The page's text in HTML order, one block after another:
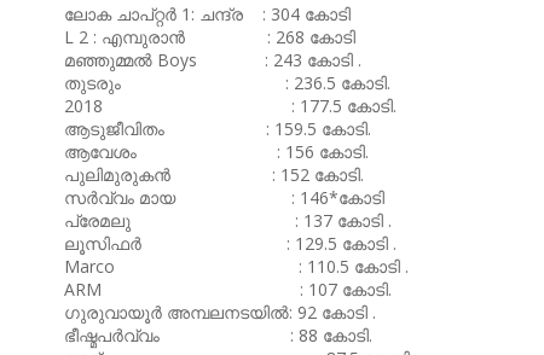
ലോക ചാപ്റ്റർ 1: ചന്ദ്ര : 304 കോടി
L 2 : എമ്പുരാൻ : 268 കോടി
മഞ്ഞുമ്മൽ Boys : 243 കോടി .
തുടരും : 236.5 കോടി.
2018 : 177.5 കോടി.
ആടുജീവിതം : 159.5 കോടി.
ആവേശം : 156 കോടി.
പുലിമുരുകൻ : 152 കോടി.
സർവ്വം മായ : 146*കോടി
പ്രേമലു : 137 കോടി .
ലൂസിഫർ : 129.5 കോടി .
Marco : 110.5 കോടി .
ARM : 107 കോടി.
ഗുരുവായൂർ അമ്പലനടയിൽ: 92 കോടി .
ഭീഷ്മപർവ്വം : 88 കോടി.